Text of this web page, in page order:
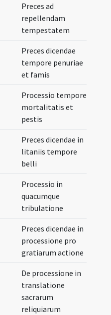
Preces ad
repellendam
tempestatem
Preces dicendae
tempore penuriae
et famis
Processio tempore
mortalitatis et
pestis
Preces dicendae in
litaniis tempore
belli
Processio in
quacumque
tribulatione
Preces dicendae in
processione pro
gratiarum actione
De processione in
translatione
sacrarum
reliquiarum